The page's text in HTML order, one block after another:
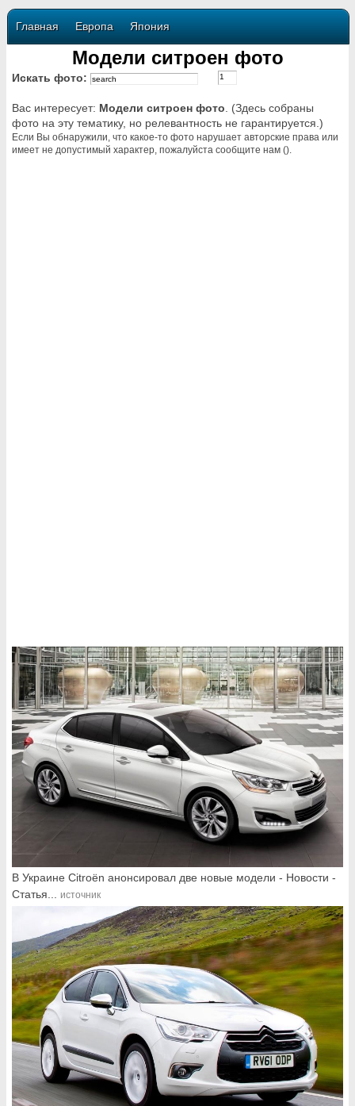
Главная Европа Япония
Модели ситроен фото
Искать фото:
Вас интересует: Модели ситроен фото . (Здесь собраны
фото на эту тематику, но релевантность не гарантируется.)
Если Вы обнаружили, что какое-то фото нарушает авторские права или
имеет не допустимый характер, пожалуйста сообщите нам ().
В Украине Citroёn анонсировал две новые модели - Новости -
Статья...
источник